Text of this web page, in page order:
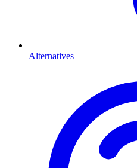
Alternatives